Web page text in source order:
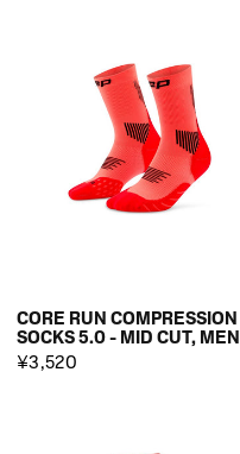
CORE RUN COMPRESSION
SOCKS 5.0 - MID CUT, MEN
¥3,520